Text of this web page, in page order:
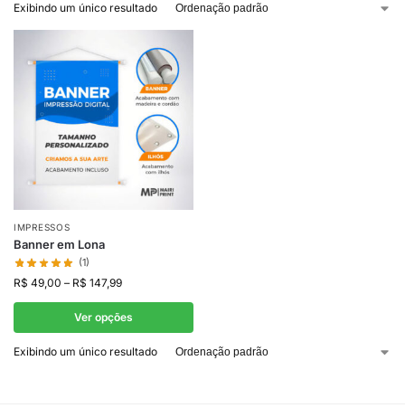
Exibindo um único resultado
IMPRESSOS
Banner em Lona
(1)
R$ 49,00 – R$ 147,99
Ver opções
Exibindo um único resultado